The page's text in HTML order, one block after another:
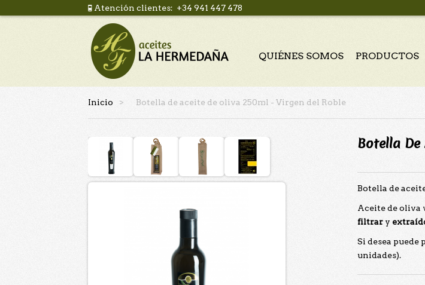
Atención clientes: +34 941 447 478
QUIÉNES SOMOS PRODUCTOS
Inicio > Botella de aceite de oliva 250ml - Virgen del Roble
Botella De
Botella de
Aceite de oliva
filtrar y
Si desea
unidades).